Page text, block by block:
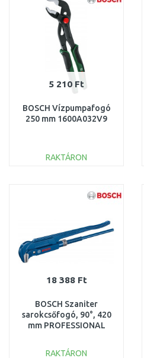
5 210 Ft
BOSCH Vízpumpafogó
250 mm 1600A032V9
RAKTÁRON
Összehasonlítás
18 388 Ft
BOSCH Szaniter
sarokcsőfogó, 90°, 420
mm PROFESSIONAL
RAKTÁRON